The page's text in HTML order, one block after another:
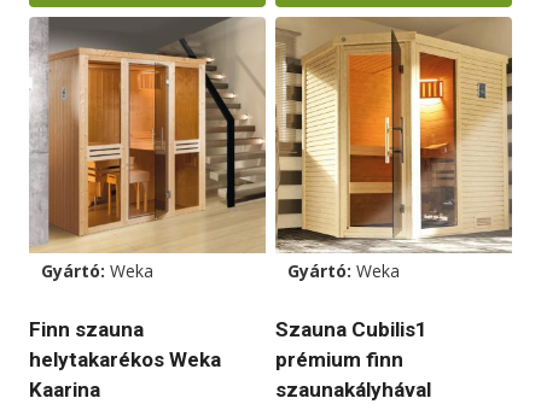
Gyártó: Weka
Finn szauna
helytakarékos Weka
Kaarina
Gyártó: Weka
Szauna Cubilis1
prémium finn
szaunakályhával